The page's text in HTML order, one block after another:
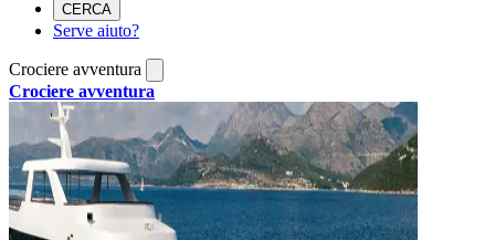
CERCA
Serve aiuto?
Crociere avventura
Crociere avventura